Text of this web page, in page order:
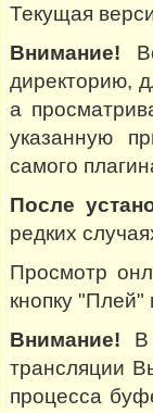
Текущая
Внимание!
директорию,
а
указанную
самого
После
редких
Просмотр
кнопку
Внимание! В
трансляции
процесса